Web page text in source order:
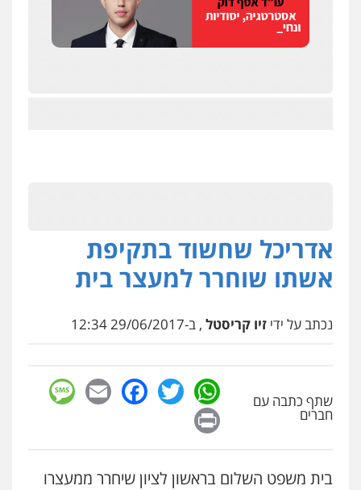
אדריכל שחשוד בתקיפת
אשתו שוחרר למעצר בית
נכתב על ידי זיו קריסטל , ב-29/06/2017 12:34
שתף כתבה עם
חברים
WhatsApp
Twitter
Facebook
Email
בית משפט השלום בראשון לציון שיחרר ממעצרו